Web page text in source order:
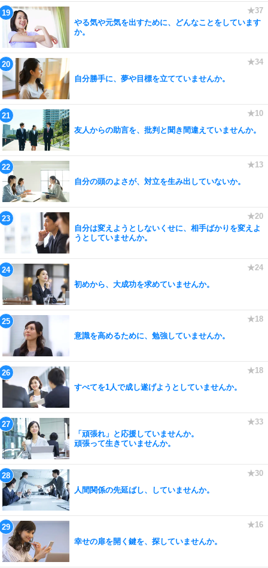
やる気や元気を出すために、どんなことをしています
か。
自分勝手に、夢や目標を立てていませんか。
友人からの助言を、批判と聞き間違えていませんか。
自分の頭のよさが、対立を生み出していないか。
自分は変えようとしないくせに、相手ばかりを変えよ
うとしていませんか。
初めから、大成功を求めていませんか。
意識を高めるために、勉強していませんか。
すべてを1人で成し遂げようとしていませんか。
「頑張れ」と応援していませんか。
頑張って生きていませんか。
人間関係の先延ばし、していませんか。
幸せの扉を開く鍵を、探していませんか。